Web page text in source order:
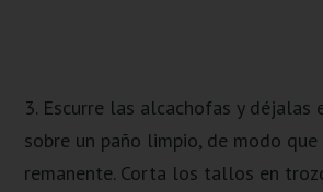
3. Escurre las alcachofas y déjalas
sobre un paño limpio, de modo
remanente. Corta los tallos en